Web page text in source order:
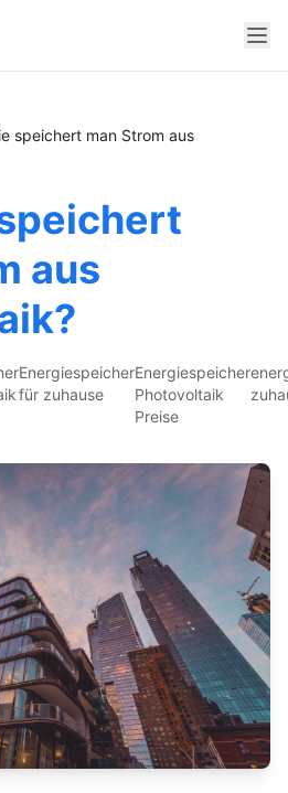
speichert man Strom aus
aus
Energiespeicher
für zuhause
Energiespeicher
Photovoltaik
Preise